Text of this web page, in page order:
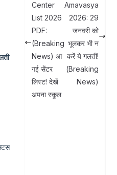
Center
List 2026
PDF:
(Breaking
News) आ
गई सेंटर
लिस्ट! देखें
अपना स्कूल
Amavasya
2026: 29
जनवरी को
भूलकर भी न
करें ये गलती!
(Breaking
News)